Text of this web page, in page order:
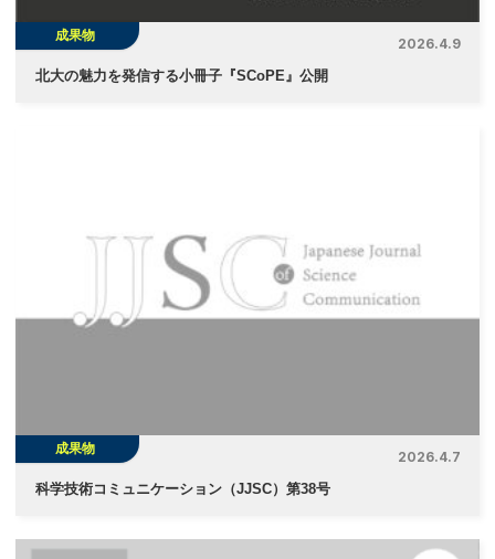
成果物
2026.4.9
北大の魅力を発信する小冊子『SCoPE』公開
成果物
2026.4.7
科学技術コミュニケーション（JJSC）第38号